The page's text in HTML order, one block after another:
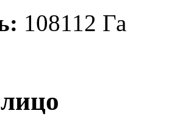
108112 Га